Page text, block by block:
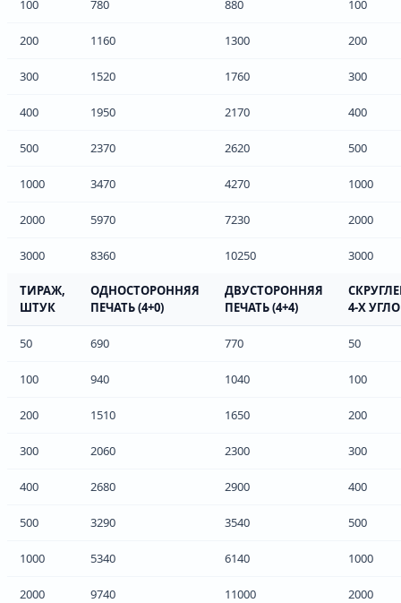
100 780 880 100
200 1160 1300 200
300 1520 1760 300
400 1950 2170 400
500 2370 2620 500
1000 3470 4270 1000
2000 5970 7230 2000
3000 8360 10250 3000
ТИРАЖ,
ШТУК
ОДНОСТОРОННЯЯ
ПЕЧАТЬ (4+0)
ДВУСТОРОННЯЯ
ПЕЧАТЬ (4+4)
4-Х
50 690 770 50
100 940 1040 100
200 1510 1650 200
300 2060 2300 300
400 2680 2900 400
500 3290 3540 500
1000 5340 6140 1000
2000 9740 11000 2000